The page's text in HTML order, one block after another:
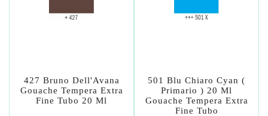
427 Bruno Dell'Avana
Gouache Tempera Extra
Fine Tubo 20 Ml
501 Blu Chiaro Cyan (
Primario ) 20 Ml
Gouache Tempera Extra
Fine Tubo